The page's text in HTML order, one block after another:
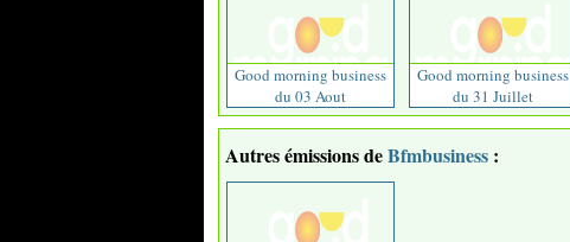
Good morning business
du 03 Aout
Good morning business
du 31 Juillet
Autres émissions deBfmbusiness :